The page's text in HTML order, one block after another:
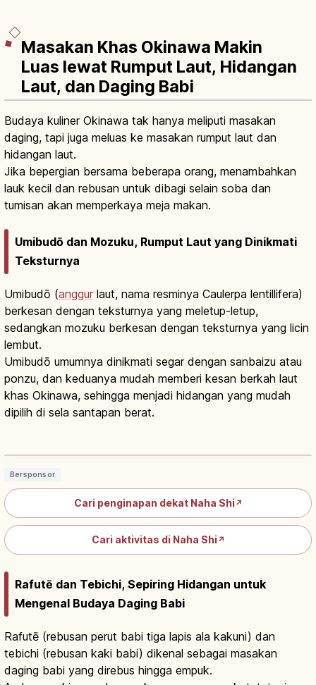
Masakan Khas Okinawa Makin
Luas lewat Rumput Laut, Hidangan
Laut, dan Daging Babi
Budaya kuliner Okinawa tak hanya meliputi masakan
daging, tapi juga meluas ke masakan rumput laut dan
hidangan laut.
Jika bepergian bersama beberapa orang, menambahkan
lauk kecil dan rebusan untuk dibagi selain soba dan
tumisan akan memperkaya meja makan.
Umibudō dan Mozuku, Rumput Laut yang Dinikmati
Teksturnya
Umibudō (anggur laut, nama resminya Caulerpa lentillifera)
berkesan dengan teksturnya yang meletup-letup,
sedangkan mozuku berkesan dengan teksturnya yang licin
lembut.
Umibudō umumnya dinikmati segar dengan sanbaizu atau
ponzu, dan keduanya mudah memberi kesan berkah laut
khas Okinawa, sehingga menjadi hidangan yang mudah
dipilih di sela santapan berat.
Umibudo Okinawa: Anggur Laut 'Green
Bersponsor
Cari penginapan dekat Naha Shi↗
Cari aktivitas di Naha Shi↗
Rafutē dan Tebichi, Sepiring Hidangan untuk
Mengenal Budaya Daging Babi
Rafutē (rebusan perut babi tiga lapis ala kakuni) dan
tebichi (rebusan kaki babi) dikenal sebagai masakan
daging babi yang direbus hingga empuk.